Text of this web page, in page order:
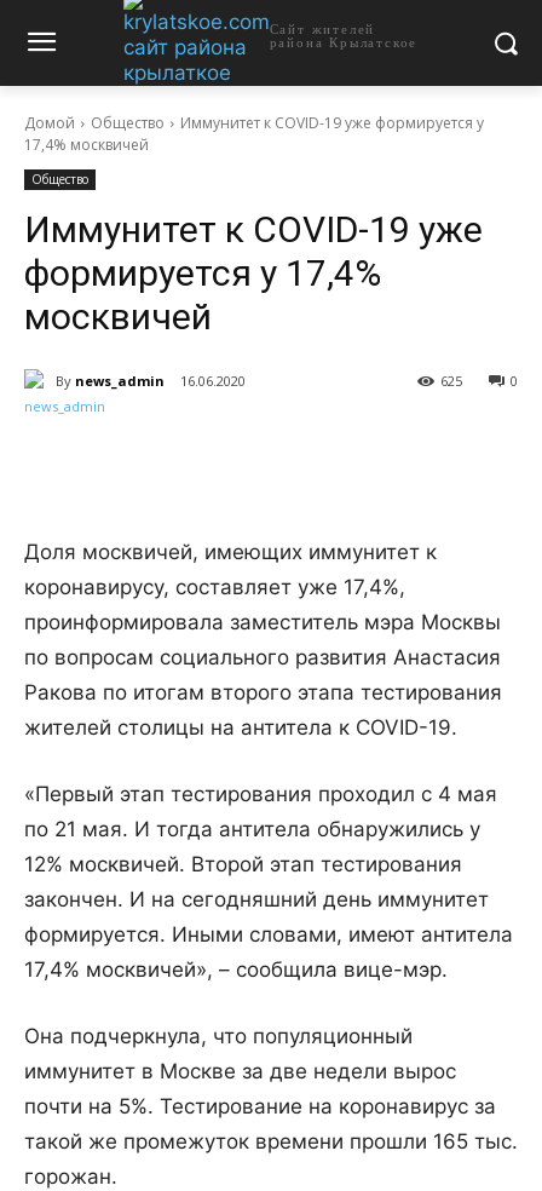
Сайт жителей
района Крылатское
Домой Общество
Иммунитет к COVID-19 уже формируется у
17,4% москвичей
Общество
Иммунитет к COVID-19 уже
формируется у 17,4%
москвичей
By news_admin 16.06.2020 0
625
Доля москвичей, имеющих иммунитет к
коронавирусу, составляет уже 17,4%,
проинформировала заместитель мэра Москвы
по вопросам социального развития Анастасия
Ракова по итогам второго этапа тестирования
жителей столицы на антитела к COVID-19.
«Первый этап тестирования проходил с 4 мая
по 21 мая. И тогда антитела обнаружились у
12% москвичей. Второй этап тестирования
закончен. И на сегодняшний день иммунитет
формируется. Иными словами, имеют антитела
17,4% москвичей», – сообщила вице-мэр.
Она подчеркнула, что популяционный
иммунитет в Москве за две недели вырос
почти на 5%. Тестирование на коронавирус за
такой же промежуток времени прошли 165 тыс.
горожан.